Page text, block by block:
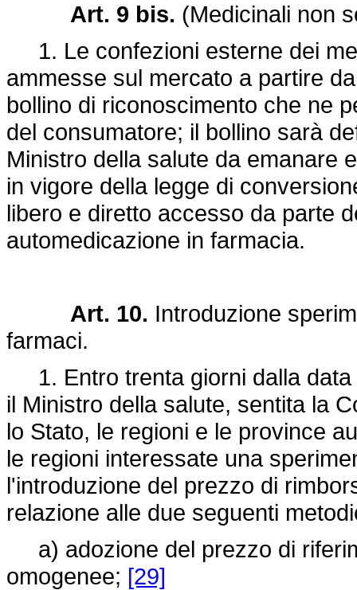
Art. 9 bis. (Medicinali non
1. Le confezioni esterne dei
ammesse sul mercato a partire
bollino di riconoscimento che ne
del consumatore; il bollino sarà
Ministro della salute da emanare
in vigore della legge di
libero e diretto accesso da parte
automedicazione in farmacia.
Art. 10. Introduzione
farmaci.
1. Entro trenta giorni dalla data
il Ministro della salute, sentita la
lo Stato, le regioni e le province
le regioni interessate una
l'introduzione del prezzo di
relazione alle due seguenti
a) adozione del prezzo di
omogenee; [29]